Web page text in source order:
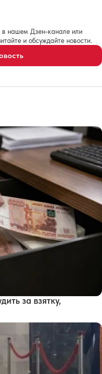
нашем Дзен-канале или
и обсуждайте новости.
за взятку,